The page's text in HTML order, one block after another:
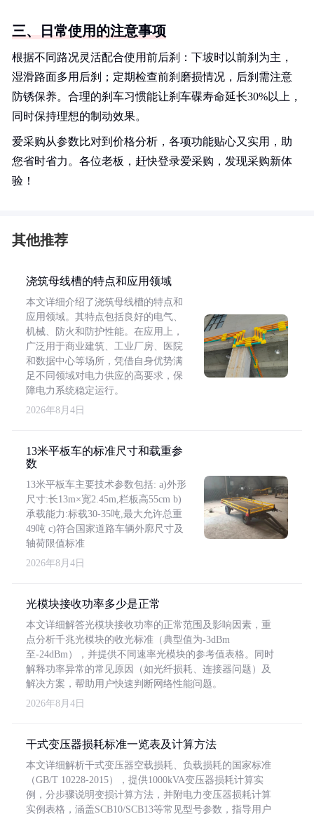
三、日常使用的注意事项
根据不同路况灵活配合使用前后刹：下坡时以前刹为主，
湿滑路面多用后刹；定期检查前刹磨损情况，后刹需注意
防锈保养。合理的刹车习惯能让刹车碟寿命延长30%以上，
同时保持理想的制动效果。
爱采购从参数比对到价格分析，各项功能贴心又实用，助
您省时省力。各位老板，赶快登录爱采购，发现采购新体
验！
其他推荐
浇筑母线槽的特点和应用领域
本文详细介绍了浇筑母线槽的特点和
应用领域。其特点包括良好的电气、
机械、防火和防护性能。在应用上，
广泛用于商业建筑、工业厂房、医院
和数据中心等场所，凭借自身优势满
足不同领域对电力供应的高要求，保
障电力系统稳定运行。
2026年8月4日
13米平板车的标准尺寸和载重参
数
13米平板车主要技术参数包括: a)外形
尺寸:长13m×宽2.45m,栏板高55cm b)
承载能力:标载30-35吨,最大允许总重
49吨 c)符合国家道路车辆外廓尺寸及
轴荷限值标准
2026年8月4日
光模块接收功率多少是正常
本文详细解答光模块接收功率的正常范围及影响因素，重
点分析千兆光模块的收光标准（典型值为-3dBm
至-24dBm），并提供不同速率光模块的参考值表格。同时
解释功率异常的常见原因（如光纤损耗、连接器问题）及
解决方案，帮助用户快速判断网络性能问题。
2026年8月4日
干式变压器损耗标准一览表及计算方法
本文详细解析干式变压器空载损耗、负载损耗的国家标准
（GB/T 10228-2015），提供1000kVA变压器损耗计算实
例，分步骤说明变损计算方法，并附电力变压器损耗计算
实例表格，涵盖SCB10/SCB13等常见型号参数，指导用户